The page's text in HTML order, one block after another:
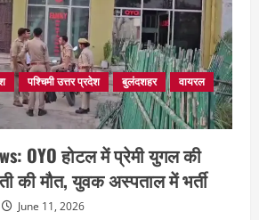
पश्चिमी उत्तर प्रदेश बुलंदशहर
वायरल
OYO होटल में प्रेमी युगल की
की मौत, युवक अस्पताल में भर्ती
June 11, 2026